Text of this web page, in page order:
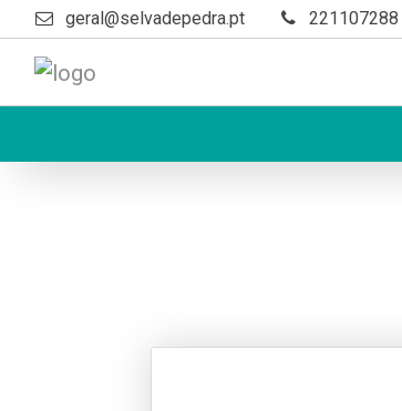
geral@selvadepedra.pt 221107288